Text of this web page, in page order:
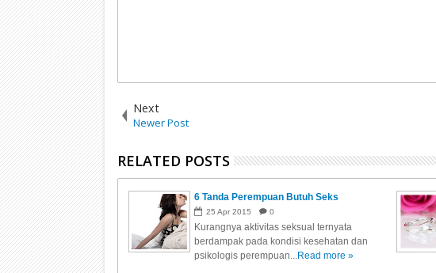
Next
Newer Post
RELATED POSTS
6 Tanda Perempuan Butuh Seks
25 Apr 2015 0
Kurangnya aktivitas seksual ternyata
berdampak pada kondisi kesehatan dan
psikologis perempuan...Read more »